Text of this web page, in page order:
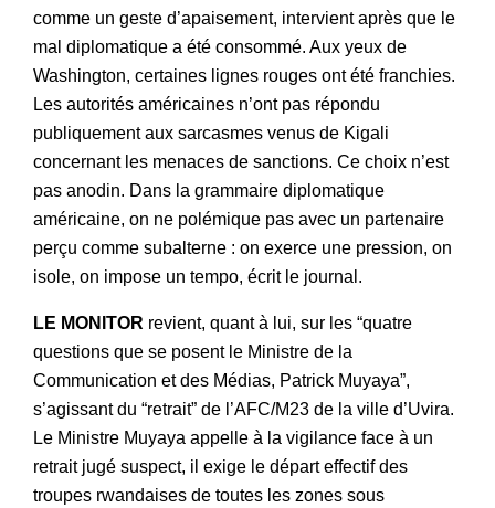
comme un geste d’apaisement, intervient après que le
mal diplomatique a été consommé. Aux yeux de
Washington, certaines lignes rouges ont été franchies.
Les autorités américaines n’ont pas répondu
publiquement aux sarcasmes venus de Kigali
concernant les menaces de sanctions. Ce choix n’est
pas anodin. Dans la grammaire diplomatique
américaine, on ne polémique pas avec un partenaire
perçu comme subalterne : on exerce une pression, on
isole, on impose un tempo, écrit le journal.
LE MONITOR revient, quant à lui, sur les “quatre
questions que se posent le Ministre de la
Communication et des Médias, Patrick Muyaya”,
s’agissant du “retrait” de l’AFC/M23 de la ville d’Uvira.
Le Ministre Muyaya appelle à la vigilance face à un
retrait jugé suspect, il exige le départ effectif des
troupes rwandaises de toutes les zones sous